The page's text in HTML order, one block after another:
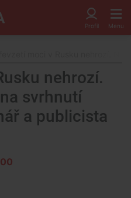
nehrozí.
svrhnutí
a publicista